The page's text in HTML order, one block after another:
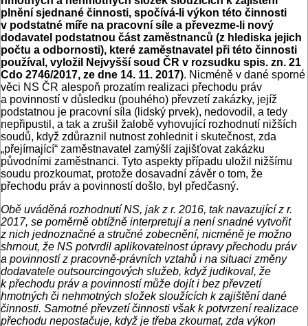
plnění sjednané činnosti, spočívá-li výkon této činnosti
v podstatné míře na pracovní síle a převezme-li nový
dodavatel podstatnou část zaměstnanců (z hlediska jejich
počtu a odbornosti), které zaměstnavatel při této činnosti
používal, vyložil Nejvyšší soud ČR v rozsudku spis. zn. 21
Cdo 2746/2017, ze dne 14. 11. 2017). Nicméně v dané sporné
věci NS ČR alespoň prozatím realizaci přechodu práv
a povinností v důsledku (pouhého) převzetí zakázky, jejíž
podstatnou je pracovní síla (lidský prvek), nedovodil, a tedy
nepřipustil, a tak a zrušil žalobě vyhovující rozhodnutí nižších
soudů, když zdůraznil nutnost zohlednit i skutečnost, zda
„přejímající“ zaměstnavatel zamýšlí zajišťovat zakázku
původními zaměstnanci. Tyto aspekty případu uložil nižšímu
soudu prozkoumat, protože dosavadní závěr o tom, že
přechodu práv a povinností došlo, byl předčasný.
Obě uváděná rozhodnutí NS, jak z r. 2016, tak navazující z r.
2017, se poměrně obtížně interpretují a není snadné vytvořit
z nich jednoznačné a stručné zobecnění, nicméně je možno
shrnout, že NS potvrdil aplikovatelnost úpravy přechodu práv
a povinností z pracovně-právních vztahů i na situaci změny
dodavatele outsourcingových služeb, když judikoval, že
k přechodu práv a povinností může dojít i bez převzetí
hmotných či nehmotných složek sloužících k zajištění dané
činnosti. Samotné převzetí činnosti však k potvrzení realizace
přechodu nepostačuje, když je třeba zkoumat, zda výkon